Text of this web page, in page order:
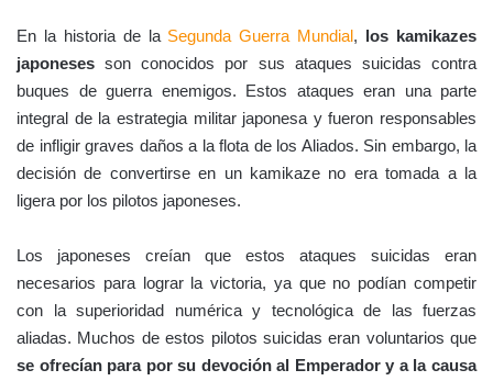
En la historia de la Segunda Guerra Mundial, los kamikazes
japoneses son conocidos por sus ataques suicidas contra
buques de guerra enemigos. Estos ataques eran una parte
integral de la estrategia militar japonesa y fueron responsables
de infligir graves daños a la flota de los Aliados. Sin embargo, la
decisión de convertirse en un kamikaze no era tomada a la
ligera por los pilotos japoneses.
Los japoneses creían que estos ataques suicidas eran
necesarios para lograr la victoria, ya que no podían competir
con la superioridad numérica y tecnológica de las fuerzas
aliadas. Muchos de estos pilotos suicidas eran voluntarios que
se ofrecían para por su devoción al Emperador y a la causa